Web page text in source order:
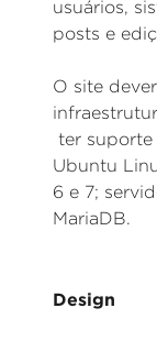
usuários,
posts e
O site
ter suporte
Ubuntu
6 e 7;
MariaDB.
Design